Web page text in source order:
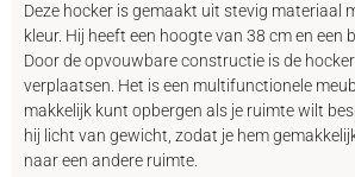
Deze hocker is gemaakt uit stevig materiaal
kleur. Hij heeft een hoogte van 38 cm en een
Door de opvouwbare constructie is de
verplaatsen. Het is een multifunctionele
makkelijk kunt opbergen als je ruimte wilt
hij licht van gewicht, zodat je hem
naar een andere ruimte.